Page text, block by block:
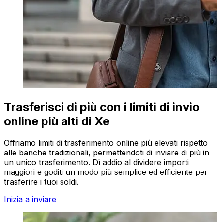
Trasferisci di più con i limiti di invio
online più alti di Xe
Offriamo limiti di trasferimento online più elevati rispetto
alle banche tradizionali, permettendoti di inviare di più in
un unico trasferimento. Dì addio al dividere importi
maggiori e goditi un modo più semplice ed efficiente per
trasferire i tuoi soldi.
Inizia a inviare